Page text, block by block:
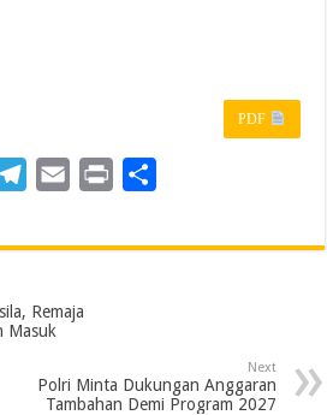
PDF
l
g
r
a
l
i
a
Remaja
Masuk
Next
Polri Minta Dukungan Anggaran
Tambahan Demi Program 2027